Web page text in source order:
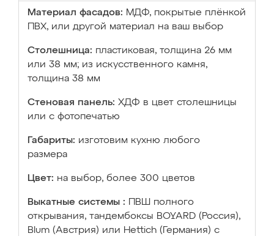
Материал фасадов: МДФ, покрытые плёнкой
ПВХ, или другой материал на ваш выбор
Столешница: пластиковая, толщина 26 мм
или 38 мм; из искусственного камня,
толщина 38 мм
Стеновая панель: ХДФ в цвет столешницы
или с фотопечатью
Габариты: изготовим кухню любого
размера
Цвет: на выбор, более 300 цветов
Выкатные системы :
ПВШ полного
открывания, тандембоксы BOYARD (Россия),
Blum (Австрия) или Hettich (Германия) с